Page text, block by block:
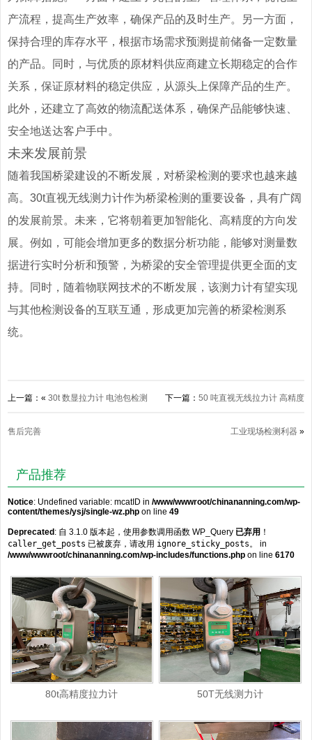
产流程，提高生产效率，确保产品的及时生产。另一方面，
保持合理的库存水平，根据市场需求预测提前储备一定数量
的产品。同时，与优质的原材料供应商建立长期稳定的合作
关系，保证原材料的稳定供应，从源头上保障产品的生产。
此外，还建立了高效的物流配送体系，确保产品能够快速、
安全地送达客户手中。
未来发展前景
随着我国桥梁建设的不断发展，对桥梁检测的要求也越来越
高。30t直视无线测力计作为桥梁检测的重要设备，具有广阔
的发展前景。未来，它将朝着更加智能化、高精度的方向发
展。例如，可能会增加更多的数据分析功能，能够对测量数
据进行实时分析和预警，为桥梁的安全管理提供更全面的支
持。同时，随着物联网技术的不断发展，该测力计有望实现
与其他检测设备的互联互通，形成更加完善的桥梁检测系
统。
上一篇：« 30t 数显拉力计 电池包检测
售后完善
下一篇： 50 吨直视无线拉力计 高精度
工业现场检测利器 »
产品推荐
Notice: Undefined variable: mcatID in /www/wwwroot/chinananning.com/wp-
content/themes/ysj/single-wz.php on line 49
Deprecated: 自 3.1.0 版本起，使用参数调用函数 WP_Query 已弃用 ！
caller_get_posts 已被废弃，请改用 ignore_sticky_posts 。 in
/www/wwwroot/chinananning.com/wp-includes/functions.php on line 6170
80t高精度拉力计 50T无线测力计